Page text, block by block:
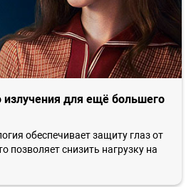
излучения для ещё большего
обеспечивает защиту глаз от
позволяет снизить нагрузку на